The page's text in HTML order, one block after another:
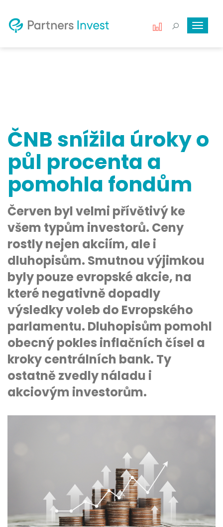
Toggle
ČNB snížila úroky o
půl procenta a
pomohla fondům
Červen byl velmi přívětivý ke
všem typům investorů. Ceny
rostly nejen akciím, ale i
dluhopisům. Smutnou výjimkou
byly pouze evropské akcie, na
které negativně dopadly
výsledky voleb do Evropského
parlamentu. Dluhopisům pomohl
obecný pokles inflačních čísel a
kroky centrálních bank. Ty
ostatně zvedly náladu i
akciovým investorům.